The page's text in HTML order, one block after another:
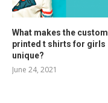
What makes the custom
printed t shirts for girls
unique?
June 24, 2021